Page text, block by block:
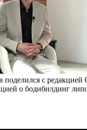
с редакцией
о бодибилдинг